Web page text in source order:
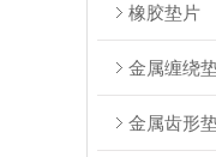
橡胶垫片
金属缠绕
金属齿形